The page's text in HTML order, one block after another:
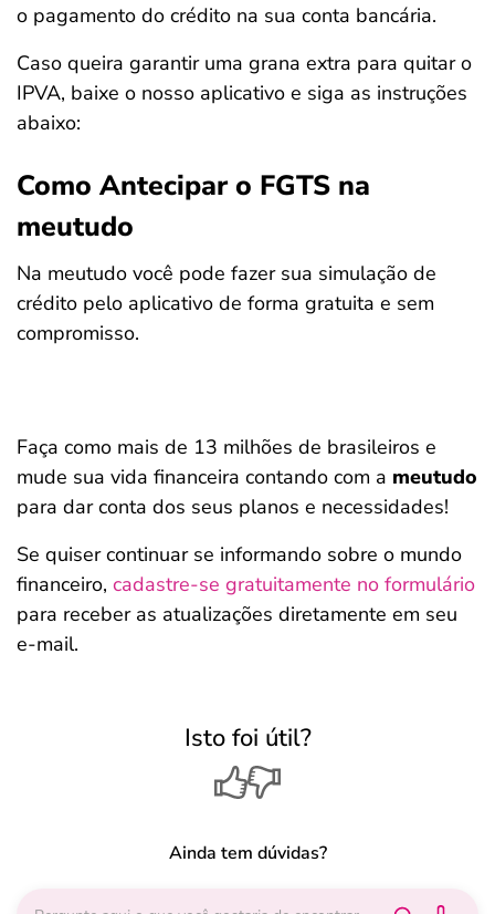
o pagamento do crédito na sua conta bancária.
Caso queira garantir uma grana extra para quitar o
IPVA, baixe o nosso aplicativo e siga as instruções
abaixo:
Como Antecipar o FGTS na
meutudo
Na meutudo você pode fazer sua simulação de
crédito pelo aplicativo de forma gratuita e sem
compromisso.
Faça como mais de 13 milhões de brasileiros e
mude sua vida financeira contando com a meutudo
para dar conta dos seus planos e necessidades!
Se quiser continuar se informando sobre o mundo
financeiro, cadastre-se gratuitamente no formulário
para receber as atualizações diretamente em seu
e-mail.
Isto foi útil?
Ainda tem dúvidas?